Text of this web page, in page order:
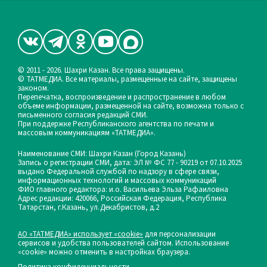
© 2011 - 2026. Шахри Казан. Все права защищены.
© ТАТМЕДИА. Все материалы, размещенные на сайте, защищены
законом.
Перепечатка, воспроизведение и распространение в любом
объеме информации, размещенной на сайте, возможна только с
письменного согласия редакций СМИ.
При поддержке Республиканского агентства по печати и
массовым коммуникациям «ТАТМЕДИА».
Наименование СМИ: Шахри Казан (Город Казань)
Запись о регистрации СМИ, дата: ЭЛ № ФС 77 - 90219 от 07.10.2025
выдано Федеральной службой по надзору в сфере связи,
информационных технологий и массовых коммуникаций
ФИО главного редактора: и.о. Васильева Эльза Рафаиловна
Адрес редакции: 420066, Российская Федерация, Республика
Татарстан, г.Казань, ул.Декабристов, д.2
АО «ТАТМЕДИА» использует «cookie» для персонализации
сервисов и удобства пользователей сайтом. Использование
«cookie» можно отменить в настройках браузера.